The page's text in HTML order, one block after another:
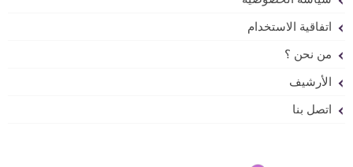
اتفاقية الاستخدام
من نحن ؟
الأرشيف
اتصل بنا